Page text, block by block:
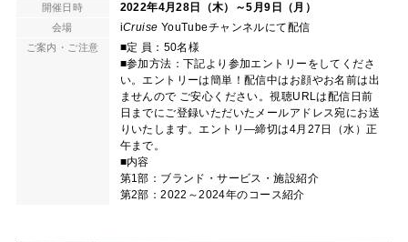
開催日時 2022年4月28日（木）～5月9日（月）
会場 iCruise YouTubeチャンネルにて配信
ご案内・ご注意
■定 員：50名様
■参加方法：下記より参加エントリーをしてくださ
い。エントリーは簡単！配信中はお顔やお名前は出
ませんので ご安心ください。視聴URLは配信日前
日までにご登録いただいたメールアドレス宛にお送
りいたします。エントリ―締切は4月27日（水）正
午まで。
■内容
第1部：ブランド・サービス・施設紹介
第2部：2022～2024年のコース紹介